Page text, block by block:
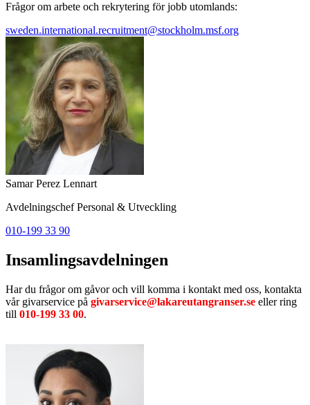
Frågor om arbete och rekrytering för jobb utomlands:
sweden.international.recruitment@stockholm.msf.org
Samar Perez Lennart
Avdelningschef Personal & Utveckling
010-199 33 90
Insamlingsavdelningen
Har du frågor om gåvor och vill komma i kontakt med oss, kontakta
vår givarservice på givarservice@lakareutangranser.se eller ring
till 010-199 33 00.